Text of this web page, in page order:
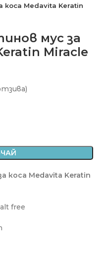
Medavita Keratin
мус за
Miracle
коса Medavita Keratin
free